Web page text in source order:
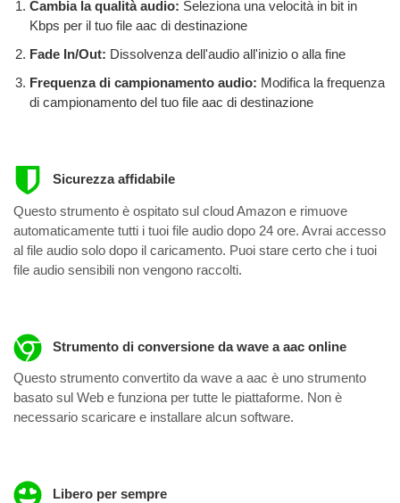
Cambia la qualità audio: Seleziona una velocità in bit in
Kbps per il tuo file aac di destinazione
Fade In/Out: Dissolvenza dell'audio all'inizio o alla fine
Frequenza di campionamento audio: Modifica la frequenza
di campionamento del tuo file aac di destinazione
Sicurezza affidabile
Questo strumento è ospitato sul cloud Amazon e rimuove
automaticamente tutti i tuoi file audio dopo 24 ore. Avrai accesso
al file audio solo dopo il caricamento. Puoi stare certo che i tuoi
file audio sensibili non vengono raccolti.
Strumento di conversione da wave a aac online
Questo strumento convertito da wave a aac è uno strumento
basato sul Web e funziona per tutte le piattaforme. Non è
necessario scaricare e installare alcun software.
Libero per sempre